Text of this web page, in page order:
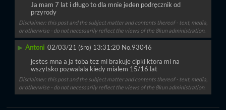
Ja mam 7 lat i długo to dla mnie jeden podręcznik od
przyrody
Disclaimer: this post and the subject matter and contents thereof - text, media,
or otherwise - do not necessarily reflect the views of the 8kun administration.
▶ Antoni 02/03/21 (śro) 13:31:20 No.93046
jestes mna a ja toba tez mi brakuje cipki ktora mi na
wszytsko pozwalala kiedy mialem 15/16 lat
Disclaimer: this post and the subject matter and contents thereof - text, media,
or otherwise - do not necessarily reflect the views of the 8kun administration.